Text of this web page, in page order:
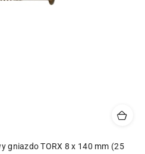
gniazdo TORX 8 x 140 mm (25